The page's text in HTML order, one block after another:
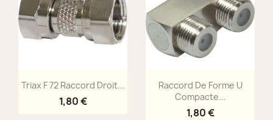
Aperçu rapide
Triax F 72 Raccord Droit...
1,80 €
Aperçu rapide
Raccord De Forme U
Compacte...
1,80 €